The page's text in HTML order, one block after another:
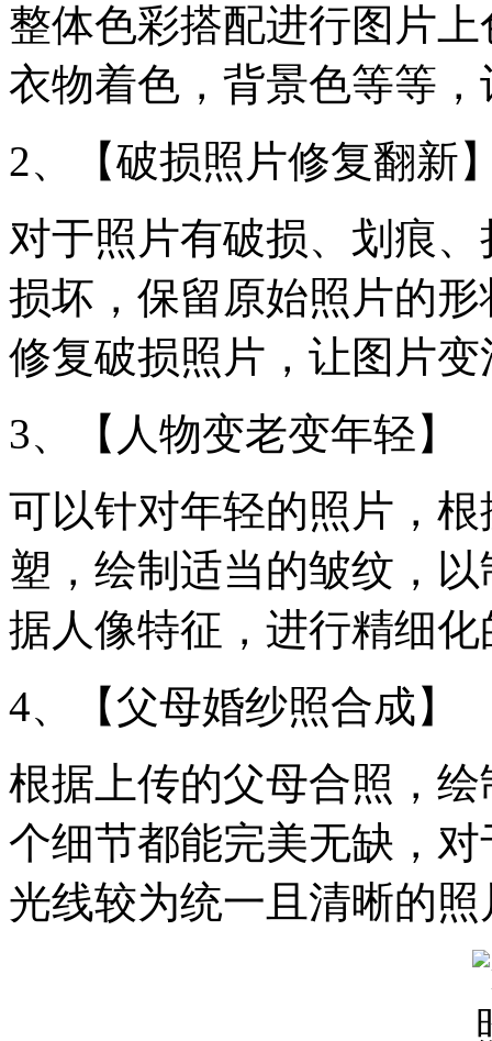
整体色彩搭配进行图片
衣物着色，背景色等等
2、【破损照片修复翻新
对于照片有破损、划痕
损坏，保留原始照片的
修复破损照片，让图片
3、【人物变老变年轻】
可以针对年轻的照片，
塑，绘制适当的皱纹，
据人像特征，进行精细
4、【父母婚纱照合成】
根据上传的父母合照，
个细节都能完美无缺，
光线较为统一且清晰的